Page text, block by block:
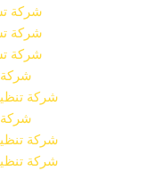
شركة
شركة
شركة
شركة
شركة
شركة